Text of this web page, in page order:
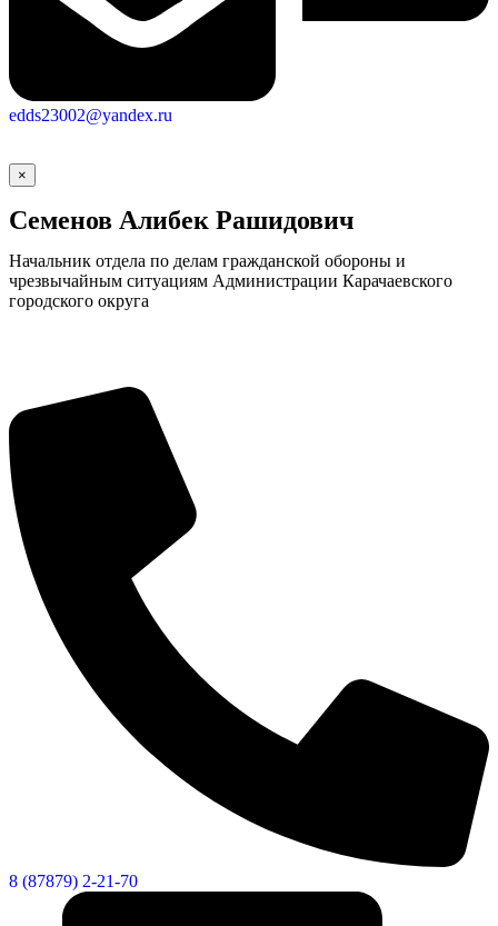
edds23002@yandex.ru
×
Семенов Алибек Рашидович
Начальник отдела по делам гражданской обороны и
чрезвычайным ситуациям Администрации Карачаевского
городского округа
8 (87879) 2-21-70